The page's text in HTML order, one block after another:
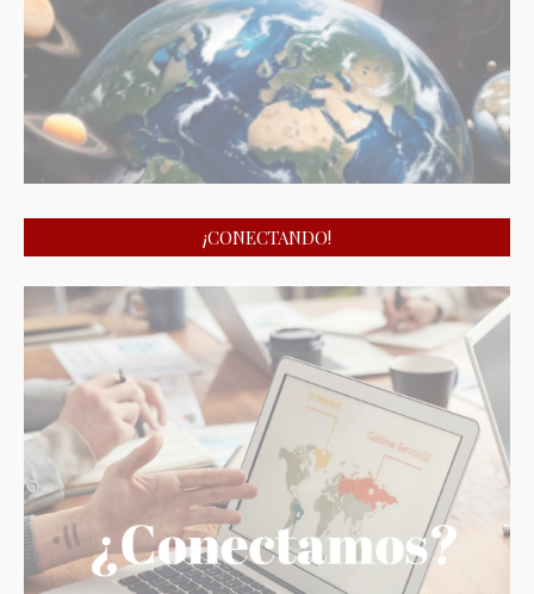
¡CONECTANDO!